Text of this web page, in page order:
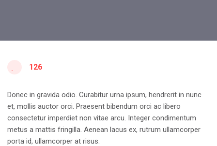
126
Donec in gravida odio. Curabitur urna ipsum, hendrerit in nunc
et, mollis auctor orci. Praesent bibendum orci ac libero
consectetur imperdiet non vitae arcu. Integer condimentum
metus a mattis fringilla. Aenean lacus ex, rutrum ullamcorper
porta id, ullamcorper at risus.